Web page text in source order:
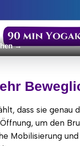
→
dass sie genau
um den
Mobilisierung